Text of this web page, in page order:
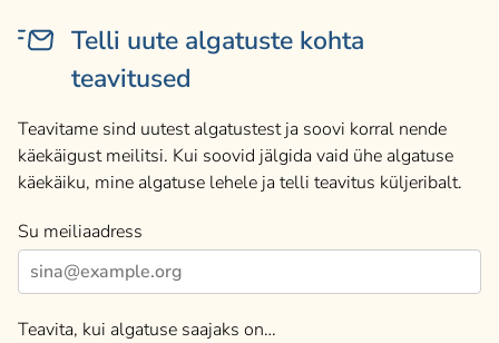
Telli uute algatuste kohta
teavitused
Teavitame sind uutest algatustest ja soovi korral nende
käekäigust meilitsi. Kui soovid jälgida vaid ühe algatuse
käekäiku, mine algatuse lehele ja telli teavitus küljeribalt.
Su meiliaadress
Teavita, kui algatuse saajaks on…